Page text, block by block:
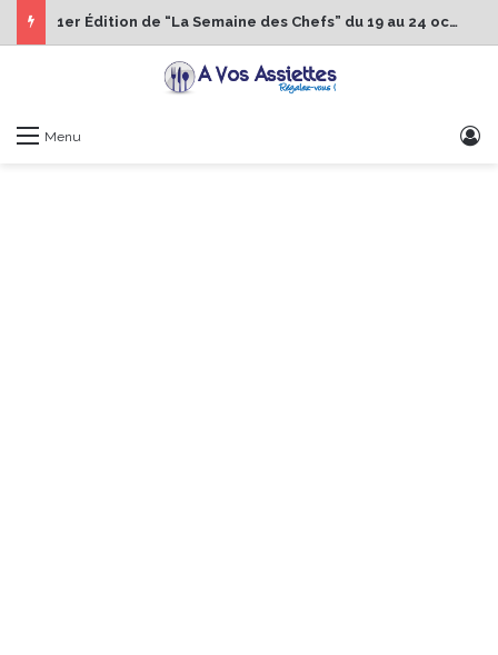
1er Édition de “La Semaine des Chefs” du 19 au 24 octobre 2026
Menu